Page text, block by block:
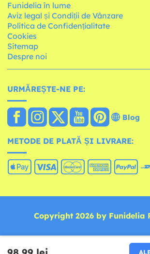
Funidelia în lume
Aviz legal și Condiții de Vânzare
Política de Confidențialitate
Cookies
Sitemap
Despre noi
URMĂREȘTE-NE PE:
Blog
METODE DE PLATĂ ȘI LIVRARE:
Copyright 2026 by Funidelia